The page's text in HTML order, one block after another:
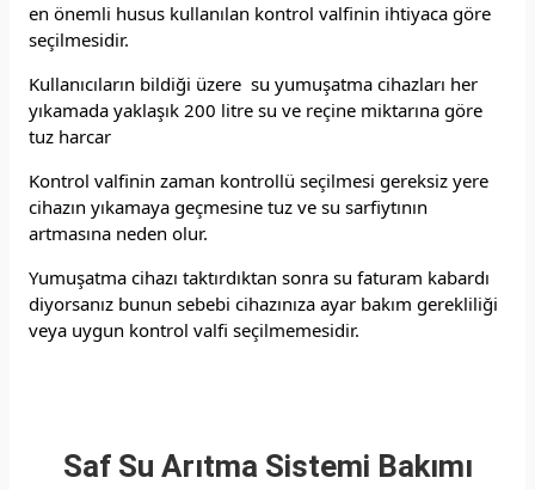
en önemli husus kullanılan kontrol valfinin ihtiyaca göre
seçilmesidir.
Kullanıcıların bildiği üzere su yumuşatma cihazları her
yıkamada yaklaşık 200 litre su ve reçine miktarına göre
tuz harcar
Kontrol valfinin zaman kontrollü seçilmesi gereksiz yere
cihazın yıkamaya geçmesine tuz ve su sarfiytının
artmasına neden olur.
Yumuşatma cihazı taktırdıktan sonra su faturam kabardı
diyorsanız bunun sebebi cihazınıza ayar bakım gerekliliği
veya uygun kontrol valfi seçilmemesidir.
Saf Su Arıtma Sistemi Bakımı